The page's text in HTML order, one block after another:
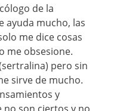
de la
ayuda mucho, las
me dice cosas
me obsesione.
pero sin
sirve de mucho.
y